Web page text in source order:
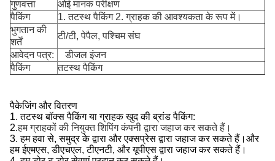
गुणवत्ता
ओई मानक परीक्षण
पैकिंग
1. तटस्थ पैकिंग 2. ग्राहक की आवश्यकता के रूप में।
भुगतान की
शर्तें
टी/टी, पेपैल, पश्चिम संघ
आवेदन पत्र:
डीजल इंजन
पैकिंग
तटस्थ पैकिंग
पैकेजिंग और वितरण
1. तटस्थ बॉक्स पैकिंग या ग्राहक खुद की ब्रांड पैकिंग:
2.हम ग्राहकों की नियुक्त शिपिंग कंपनी द्वारा जहाज कर सकते हैं।
3. हम हवा से, समुद्र के द्वारा और एक्सप्रेस द्वारा जहाज कर सकते हैं।और
हम ईएमएस, डीएचएल, टीएनटी, और यूपीएस द्वारा जहाज कर सकते हैं।